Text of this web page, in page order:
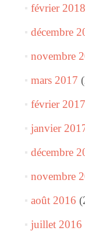
février 2018
décembre
novembre
mars 2017
février 2017
janvier
décembre
novembre
août 2016
juillet 2016